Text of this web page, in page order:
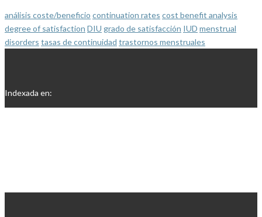
análisis coste/beneficio continuation rates cost benefit analysis
degree of satisfaction DIU grado de satisfacción IUD menstrual
disorders tasas de continuidad trastornos menstruales
Indexada en: